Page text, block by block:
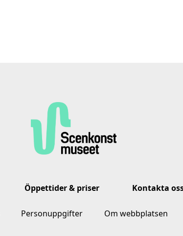
Öppettider & priser Kontakta
Personuppgifter Om webbplatsen